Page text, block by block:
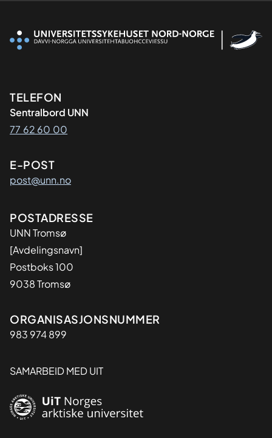
Kontaktinformasjon
TELEFON
Sentralbord UNN
77 62 60 00
E-POST
post@unn.no
Adresse
POSTADRESSE
UNN Tromsø
[Avdelingsnavn]
Postboks 100
9038 Tromsø
Organisasjon
ORGANISASJONSNUMMER
983 974 899
SAMARBEID MED UIT